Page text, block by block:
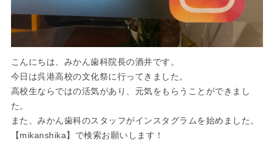
こんにちは、みかん歯科院長の酒井です。
今日は呉港高校の文化祭に行ってきました。
高校生ならではの活気があり、元気をもらうことができまし
た。
また、みかん歯科のスタッフがインスタグラムを始めました。
【mikanshika】で検索お願いします！